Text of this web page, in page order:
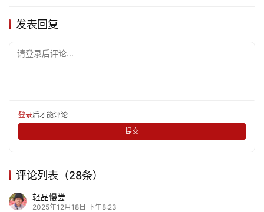
发表回复
请登录后评论...
登录后才能评论
提交
评论列表（28条）
轻品慢尝
2025年12月18日 下午8:23